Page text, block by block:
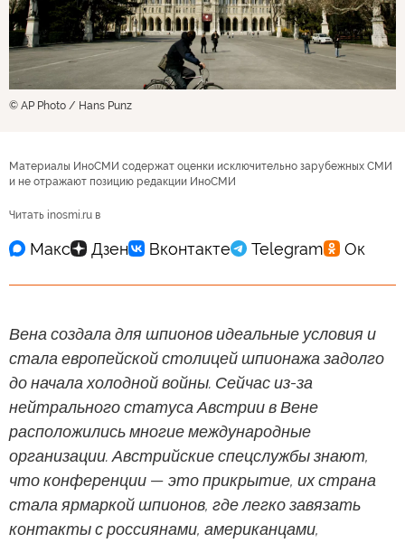
© AP Photo / Hans Punz
Материалы ИноСМИ содержат оценки исключительно зарубежных СМИ
и не отражают позицию редакции ИноСМИ
Читать inosmi.ru в
Вена создала для шпионов идеальные условия и
стала европейской столицей шпионажа задолго
до начала холодной войны. Сейчас из-за
нейтрального статуса Австрии в Вене
расположились многие международные
организации. Австрийские спецслужбы знают,
что конференции — это прикрытие, их страна
стала ярмаркой шпионов, где легко завязать
контакты с россиянами, американцами,